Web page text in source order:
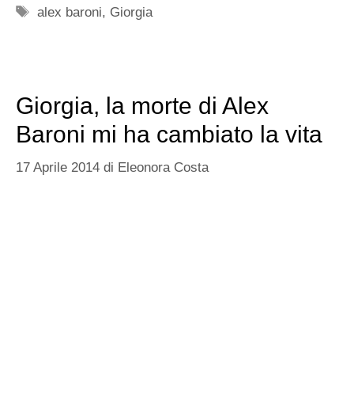
Tag
alex baroni, Giorgia
Giorgia, la morte di Alex
Baroni mi ha cambiato la vita
17 Aprile 2014 di Eleonora Costa